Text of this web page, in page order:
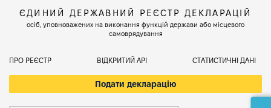
ЄДИНИЙ ДЕРЖАВНИЙ РЕЄСТР ДЕКЛАРАЦІЙ
осіб, уповноважених на виконання функцій держави або місцевого
самоврядування
ПРО РЕЄСТР ВІДКРИТИЙ АРІ СТАТИСТИЧНІ ДАНІ
Подати декларацію